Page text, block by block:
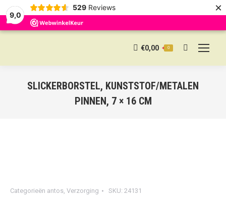
9,0
529 Reviews ×
€0,00 0 Search:
SLICKERBORSTEL, KUNSTSTOF/METALEN
PINNEN, 7 × 16 CM
Categorieën antos, Verzorging SKU: 24131